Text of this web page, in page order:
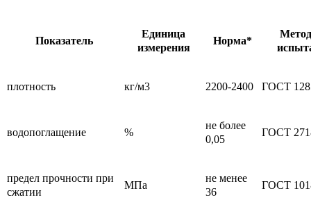
Показатель
Единица
измерения
Норма*
плотность кг/м3 2200-2400 ГОСТ
водопоглащение %
не более
0,05
ГОСТ
предел прочности при
сжатии
МПа
не менее
36
ГОСТ